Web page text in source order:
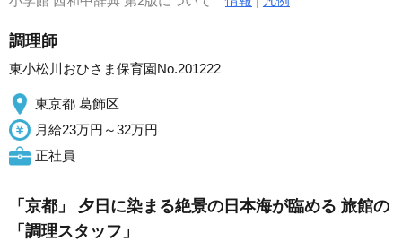
調理師
東小松川おひさま保育園No.201222
東京都 葛飾区
月給23万円～32万円
正社員
「京都」 夕日に染まる絶景の日本海が臨める 旅館の
「調理スタッフ」